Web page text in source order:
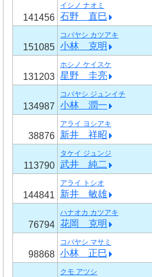
141456
イシノ ナオミ
石野 直巳
151085
コバヤシ カツアキ
小林 克明
131203
ホシノ ケイスケ
星野 圭亮
134987
コバヤシ ジュンイチ
小林 潤一
38876
アライ ヨシアキ
新井 祥昭
113790
タケイ ジュンジ
武井 純二
144841
アライ トシオ
新井 敏雄
76794
ハナオカ カツアキ
花岡 克明
98868
コバヤシ マサミ
小林 正巳
クモ アツシ